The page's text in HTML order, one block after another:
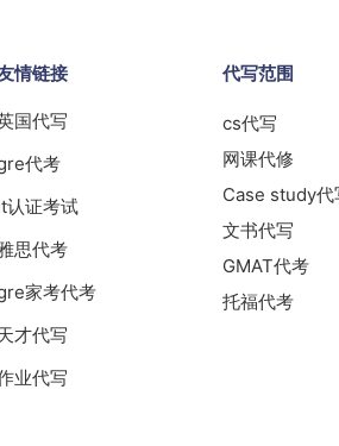
情链接
国代写
代考
认证考试
思代考
家考代考
才代写
业代写
代写范围
cs代写
网课代修
Case study代
文书代写
GMAT代考
托福代考